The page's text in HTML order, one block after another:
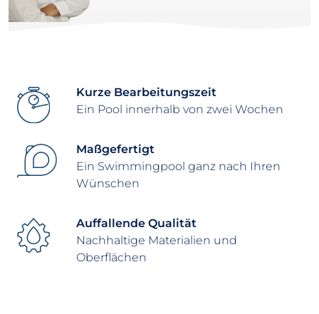
Kurze Bearbeitungszeit
Ein Pool innerhalb von zwei Wochen
Maßgefertigt
Ein Swimmingpool ganz nach Ihren
Wünschen
Auffallende Qualität
Nachhaltige Materialien und
Oberflächen